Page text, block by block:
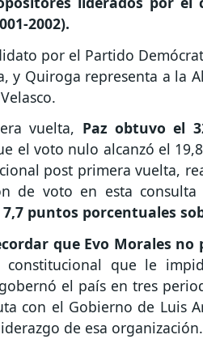
2002).
por el Partido
y Quiroga representa a la
vuelta, Paz obtuvo el
el voto nulo alcanzó el
post primera vuelta,
de voto en esta
puntos porcentuales
que Evo Morales
constitucional que le
el país en tres
con el Gobierno de Luis
de esa organización.